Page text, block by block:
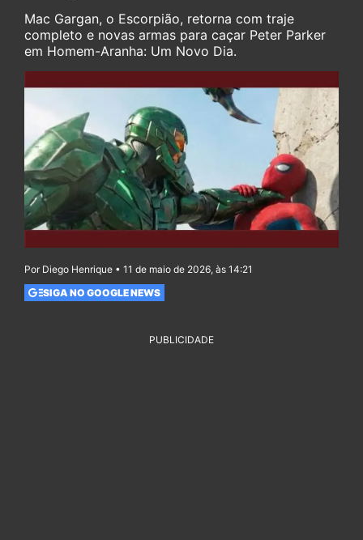
Mac Gargan, o Escorpião, retorna com traje
completo e novas armas para caçar Peter Parker
em Homem-Aranha: Um Novo Dia.
Por Diego Henrique • 11 de maio de 2026, às 14:21
SIGA NO GOOGLE NEWS
PUBLICIDADE